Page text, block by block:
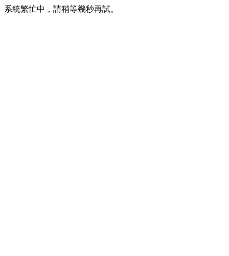
系統繁忙中，請稍等幾秒再試。